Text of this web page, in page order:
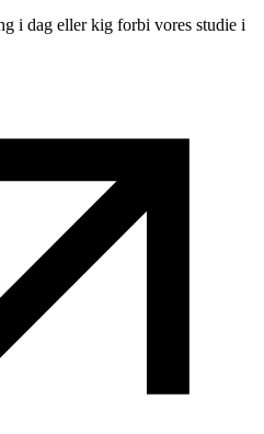
i dag eller kig forbi vores studie i